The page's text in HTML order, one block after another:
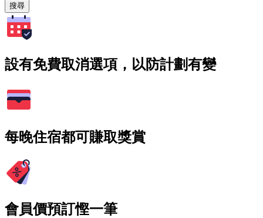
搜尋
設有免費取消選項，以防計劃有變
每晚住宿都可賺取獎賞
會員價預訂慳一筆